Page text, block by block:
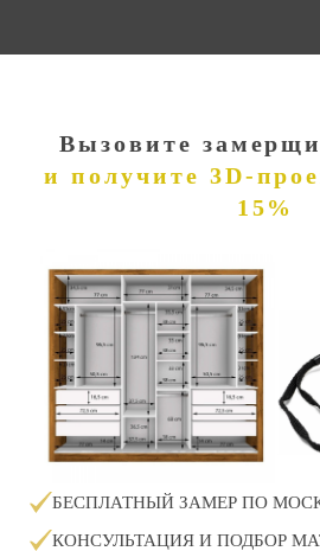
Вызовите
и получите 3D-
15%
БЕСПЛАТНЫЙ ЗАМЕР ПО
КОНСУЛЬТАЦИЯ И ПОДБОР